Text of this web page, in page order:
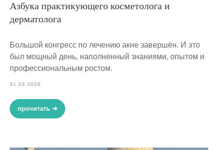
Азбука практикующего косметолога и
дерматолога
Большой конгресс по лечению акне завершён. И это
был мощный день, наполненный знаниями, опытом и
профессиональным ростом.
31.03.2026
прочитать ➜